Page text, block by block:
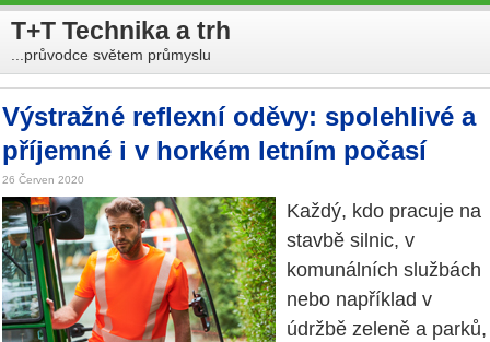
T+T Technika a trh
...průvodce světem průmyslu
Výstražné reflexní oděvy: spolehlivé a
příjemné i v horkém letním počasí
26 Červen 2020
Každý, kdo pracuje na
stavbě silnic, v
komunálních službách
nebo například v
údržbě zeleně a parků,